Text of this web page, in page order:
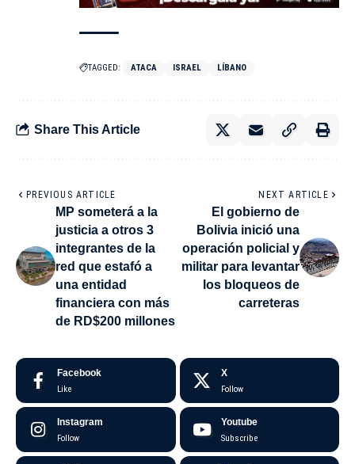
TAGGED: ATACA ISRAEL LÍBANO
Share This Article
PREVIOUS ARTICLE
MP someterá a la
justicia a otros 3
integrantes de la
red que estafó a
una entidad
financiera con más
de RD$200 millones
NEXT ARTICLE
El gobierno de
Bolivia inició una
operación policial y
militar para levantar
los bloqueos de
carreteras
Facebook
Like
X
Follow
Instagram
Follow
Youtube
Subscribe